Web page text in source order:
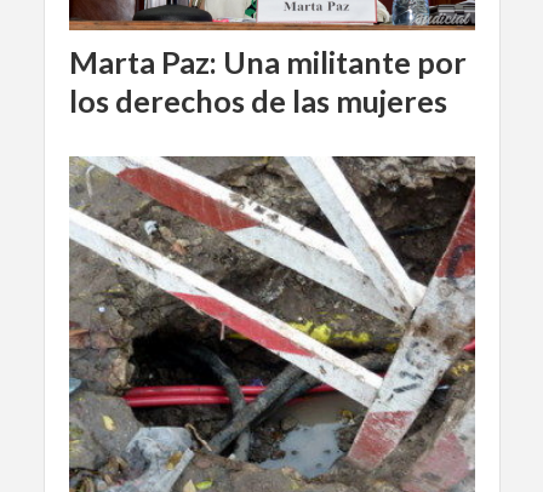
Marta Paz: Una militante por
los derechos de las mujeres